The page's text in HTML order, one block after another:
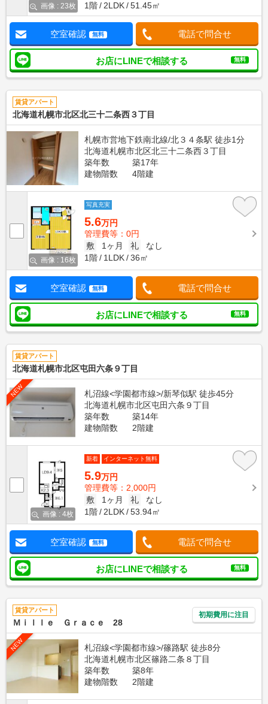
画像 : 23枚 1階 2LDK 51.45㎡
空室確認 無料 電話で問合せ
お店にLINEで相談する 無料
賃貸アパート
北海道札幌市北区北三十二条西３丁目
札幌市営地下鉄南北線/北３４条駅 徒歩1分
北海道札幌市北区北三十二条西３丁目
築年数
築17年
建物階数
4階建
画像 : 16枚
写真充実
5.6万円
管理費等：0円
敷
1ヶ月 礼
なし
1階
1LDK 36㎡
空室確認 無料 電話で問合せ
お店にLINEで相談する 無料
賃貸アパート
北海道札幌市北区屯田六条９丁目
NEW
札沼線<学園都市線>/新琴似駅 徒歩45分
北海道札幌市北区屯田六条９丁目
築年数
築14年
建物階数
2階建
画像 : 4枚
新着 インターネット無料
5.9万円
管理費等：2,000円
敷
1ヶ月 礼
なし
1階
2LDK 53.94㎡
空室確認 無料 電話で問合せ
お店にLINEで相談する 無料
賃貸アパート
Ｍｉｌｌｅ Ｇｒａｃｅ 28
初期費用に注目
NEW
札沼線<学園都市線>/篠路駅 徒歩8分
北海道札幌市北区篠路二条８丁目
築年数
築8年
建物階数
2階建